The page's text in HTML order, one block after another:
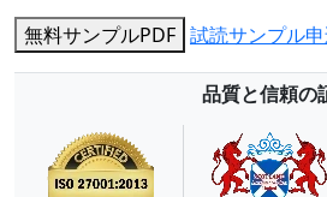
無料サンプルPDF 試読サンプル
品質と信頼の